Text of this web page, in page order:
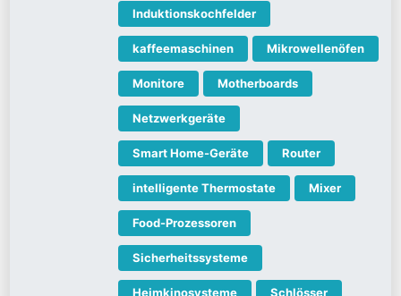
Induktionskochfelder
kaffeemaschinen Mikrowellenöfen
Monitore Motherboards
Netzwerkgeräte
Smart Home-Geräte Router
intelligente Thermostate Mixer
Food-Prozessoren
Sicherheitssysteme
Heimkinosysteme Schlösser